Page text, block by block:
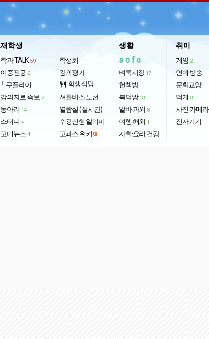
재학생
학과 TALK 59
이중전공 2
└ 쿠플라이
강의자료·족보 2
동아리 14
스터디 4
고대뉴스 4
학생회
강의평가
restaurant 학생식당
셔틀버스 노선
열람실 (실시간)
수강신청 알리미
고파스 위키
생활
sofo
벼룩시장 17
헌책방
복덕방 13
알바·과외 8
여행·해외 1
자취·요리·건강
취미
게임 2
연예·방송
문화교양
덕게 3
사진·카메라
전자기기